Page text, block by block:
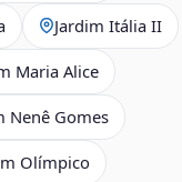
Jardim Itália II
Maria Alice
Nenê Gomes
Olímpico